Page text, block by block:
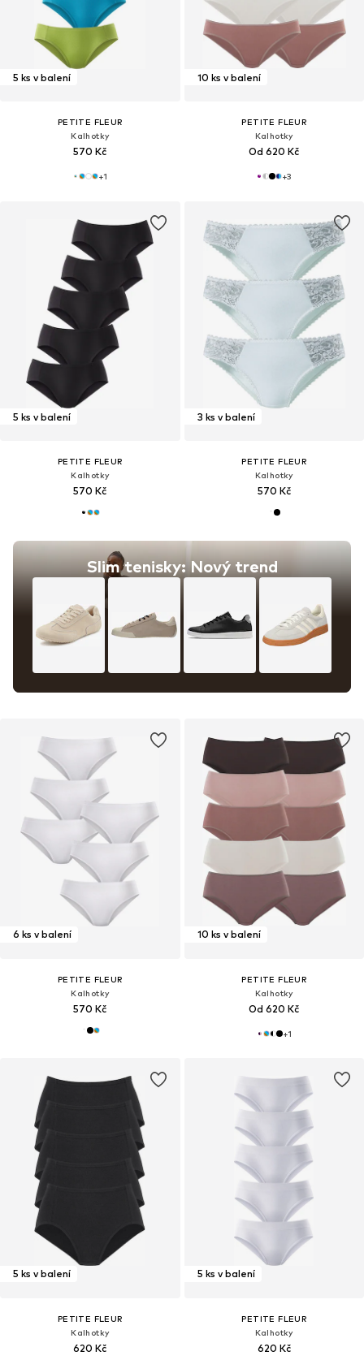
5 ks v balení
PETITE FLEUR
Kalhotky
570 Kč
+1
10 ks v balení
PETITE FLEUR
Kalhotky
Od 620 Kč
+3
5 ks v balení
PETITE FLEUR
Kalhotky
570 Kč
Slim tenisky: Nový trend
3 ks v balení
PETITE FLEUR
Kalhotky
570 Kč
6 ks v balení
PETITE FLEUR
Kalhotky
570 Kč
10 ks v balení
PETITE FLEUR
Kalhotky
Od 620 Kč
+1
5 ks v balení
PETITE FLEUR
Kalhotky
620 Kč
5 ks v balení
PETITE FLEUR
Kalhotky
620 Kč